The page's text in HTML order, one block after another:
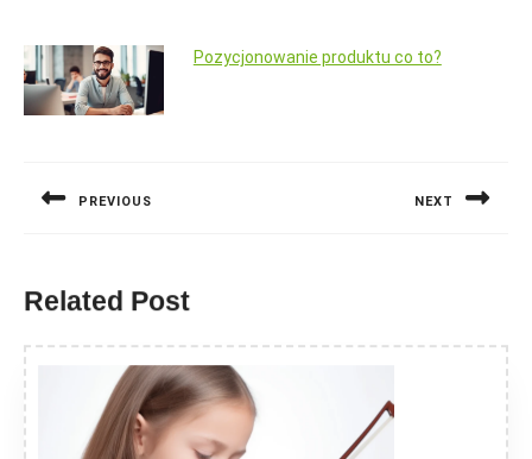
Pozycjonowanie produktu co to?
PREVIOUS NEXT
Related Post